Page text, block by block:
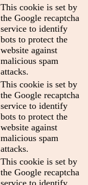
This cookie is set by
the Google recaptcha
service to identify
bots to protect the
website against
malicious spam
attacks.
This cookie is set by
the Google recaptcha
service to identify
bots to protect the
website against
malicious spam
attacks.
This cookie is set by
the Google recaptcha
service to identify